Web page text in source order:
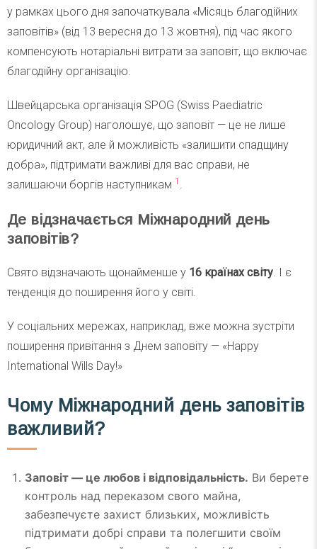
у рамках цього дня започаткувала «Місяць благодійних
заповітів» (від 13 вересня до 13 жовтня), під час якого
компенсують нотаріальні витрати за заповіт, що включає
благодійну організацію.
Швейцарська організація SPOG (Swiss Paediatric
Oncology Group) наголошує, що заповіт — це не лише
юридичний акт, але й можливість «залишити спадщину
добра», підтримати важливі для вас справи, не
залишаючи боргів наступникам 1 .
Де відзначається Міжнародний день
заповітів?
Свято відзначають щонайменше у 16 країнах світу . І є
тенденція до поширення його у світі.
У соціальних мережах, наприклад, вже можна зустріти
поширення привітання з Днем заповіту — «Happy
International Wills Day!»
Чому Міжнародний день заповітів
важливий?
Заповіт — це любов і відповідальність. Ви берете
контроль над переказом свого майна,
забезпечуєте захист близьких, можливість
підтримати добрі справи та полегшити своїм